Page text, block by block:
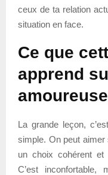
ceux de ta relation
situation en face.
Ce que
apprend
La grande leçon,
simple. On peut
un choix cohérent
C’est